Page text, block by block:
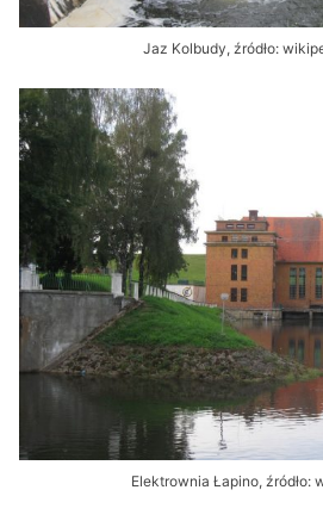
Jaz Kolbudy, źródło:
Elektrownia Łapino, źródło: